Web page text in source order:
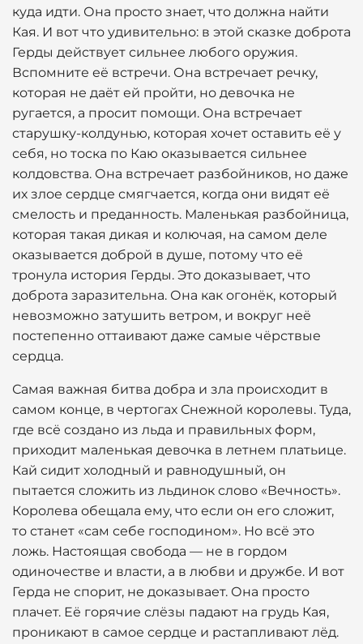
куда идти. Она просто знает, что должна найти
Кая. И вот что удивительно: в этой сказке доброта
Герды действует сильнее любого оружия.
Вспомните её встречи. Она встречает речку,
которая не даёт ей пройти, но девочка не
ругается, а просит помощи. Она встречает
старушку-колдунью, которая хочет оставить её у
себя, но тоска по Каю оказывается сильнее
колдовства. Она встречает разбойников, но даже
их злое сердце смягчается, когда они видят её
смелость и преданность. Маленькая разбойница,
которая такая дикая и колючая, на самом деле
оказывается доброй в душе, потому что её
тронула история Герды. Это доказывает, что
доброта заразительна. Она как огонёк, который
невозможно затушить ветром, и вокруг неё
постепенно оттаивают даже самые чёрствые
сердца.
Самая важная битва добра и зла происходит в
самом конце, в чертогах Снежной королевы. Туда,
где всё создано из льда и правильных форм,
приходит маленькая девочка в летнем платьице.
Кай сидит холодный и равнодушный, он
пытается сложить из льдинок слово «Вечность».
Королева обещала ему, что если он его сложит,
то станет «сам себе господином». Но всё это
ложь. Настоящая свобода — не в гордом
одиночестве и власти, а в любви и дружбе. И вот
Герда не спорит, не доказывает. Она просто
плачет. Её горячие слёзы падают на грудь Кая,
проникают в самое сердце и растапливают лёд.